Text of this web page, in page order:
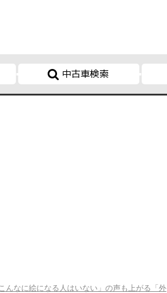
中古車検索
んなに絵になる人はいない」の声も上がる「外